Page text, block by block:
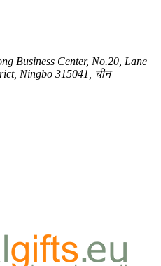
Business Center, No.20, Lane
Ningbo 315041, चीन